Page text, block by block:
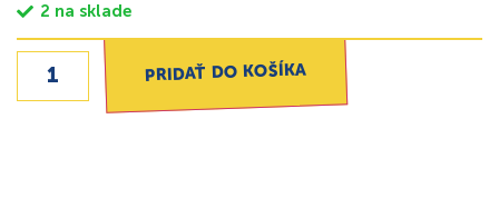
2 na sklade
PRIDAŤ DO KOŠÍKA